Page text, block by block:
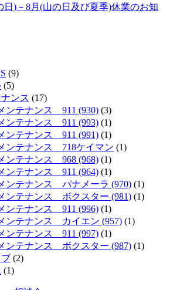
日)－8月(山の日及び夏季)休業のお知
(9)
(5)
ンス (17)
ンテナンス 911 (930) (3)
ンテナンス 911 (993) (1)
ンテナンス 911 (991) (1)
ンテナンス 718ケイマン (1)
ンテナンス 968 (968) (1)
ンテナンス 911 (964) (1)
ンテナンス パナメーラ (970) (1)
ンテナンス ボクスター (981) (1)
ンテナンス 911 (996) (1)
ンテナンス カイエン (957) (1)
ンテナンス 911 (997) (1)
ンテナンス ボクスター (987) (1)
(2)
(1)